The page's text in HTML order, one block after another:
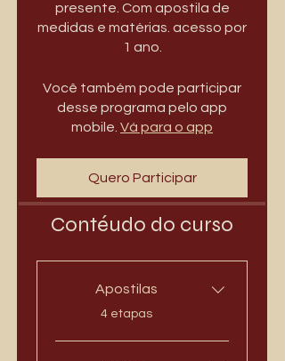
presente. Com apostila de
medidas e matérias. acesso por
1 ano.
Você também pode participar
desse programa pelo app
mobile. Vá para o app
Quero Participar
Contéudo do curso
Apostilas
.
4 etapas